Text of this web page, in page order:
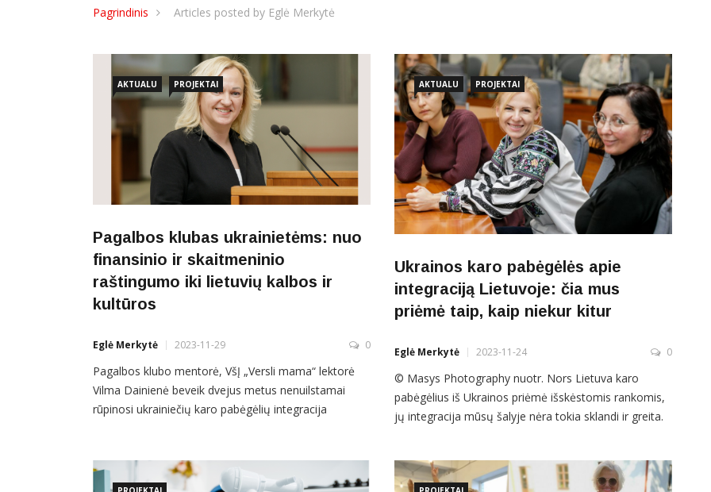
Pagrindinis Articles posted by Eglė Merkytė
AKTUALU PROJEKTAI
Pagalbos klubas ukrainietėms: nuo
finansinio ir skaitmeninio
raštingumo iki lietuvių kalbos ir
kultūros
Eglė Merkytė 2023-11-29 0
Pagalbos klubo mentorė, VšĮ „Versli mama“ lektorė
Vilma Dainienė beveik dvejus metus nenuilstamai
rūpinosi ukrainiečių karo pabėgėlių integracija
kalba labai trūksta, ypač atvykusiems į Lietuvą
AKTUALU PROJEKTAI
Ukrainos karo pabėgėlės apie
integraciją Lietuvoje: čia mus
priėmė taip, kaip niekur kitur
Eglė Merkytė 2023-11-24 0
© Masys Photography nuotr. Nors Lietuva karo
pabėgėlius iš Ukrainos priėmė išskėstomis rankomis,
jų integracija mūsų šalyje nėra tokia sklandi ir greita.
teigimu, trūksta visų ukrainiečiams padedančių